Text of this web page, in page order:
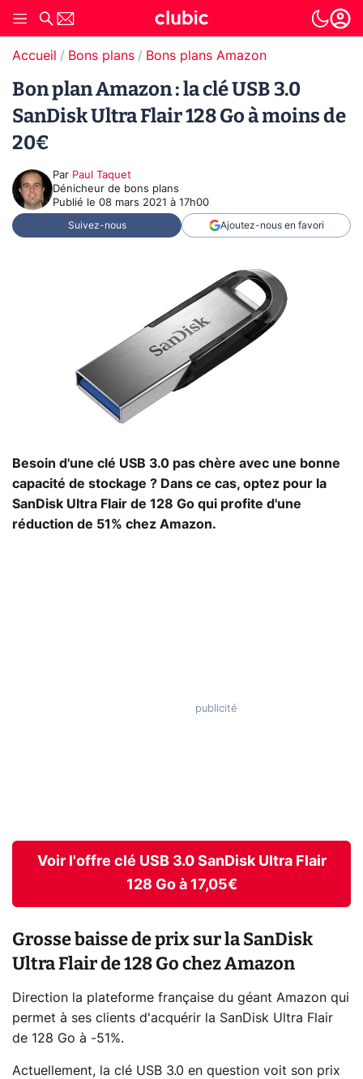
Accueil Bons plans Bons plans Amazon
Bon plan Amazon : la clé USB 3.0
SanDisk Ultra Flair 128 Go à moins de
20€
Par Paul Taquet
Dénicheur de bons plans
Publié le 08 mars 2021 à 17h00
Suivez-nous Ajoutez-nous en favori
Besoin d'une clé USB 3.0 pas chère avec une bonne
capacité de stockage ? Dans ce cas, optez pour la
SanDisk Ultra Flair de 128 Go qui profite d'une
réduction de 51% chez Amazon.
Voir l'offre clé USB 3.0 SanDisk Ultra Flair
128 Go à 17,05€
Grosse baisse de prix sur la SanDisk
Ultra Flair de 128 Go chez Amazon
Direction la plateforme française du géant Amazon qui
permet à ses clients d'acquérir la SanDisk Ultra Flair
de 128 Go à -51%.
Actuellement, la clé USB 3.0 en question voit son prix